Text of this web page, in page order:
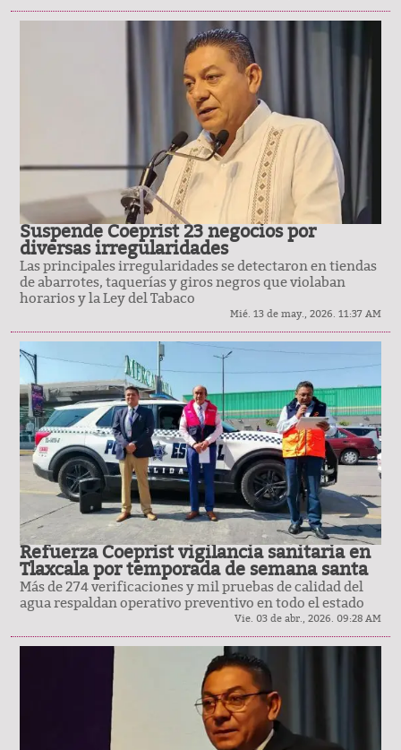
Suspende Coeprist 23 negocios por
diversas irregularidades
Las principales irregularidades se detectaron en tiendas
de abarrotes, taquerías y giros negros que violaban
horarios y la Ley del Tabaco
Mié. 13 de may., 2026. 11:37 AM
Refuerza Coeprist vigilancia sanitaria en
Tlaxcala por temporada de semana santa
Más de 274 verificaciones y mil pruebas de calidad del
agua respaldan operativo preventivo en todo el estado
Vie. 03 de abr., 2026. 09:28 AM